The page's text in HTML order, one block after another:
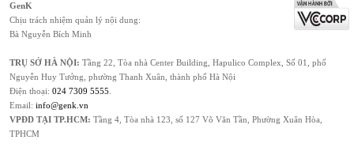
GenK
Chịu trách nhiệm quản lý nội dung:
Bà Nguyễn Bích Minh
TRỤ SỞ HÀ NỘI: Tầng 22, Tòa nhà Center Building, Hapulico Complex, Số 01, phố
Nguyễn Huy Tưởng, phường Thanh Xuân, thành phố Hà Nội
Điện thoại: 024 7309 5555
Email: info@genk.vn
VPĐD TẠI TP.HCM: Tầng 4, Tòa nhà 123, số 127 Võ Văn Tần, Phường Xuân Hòa,
TPHCM